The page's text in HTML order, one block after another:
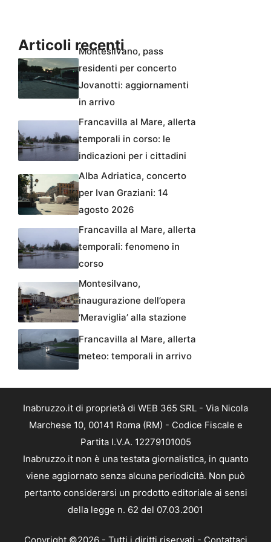
Articoli recenti
Montesilvano, pass
residenti per concerto
Jovanotti: aggiornamenti
in arrivo
Francavilla al Mare, allerta
temporali in corso: le
indicazioni per i cittadini
Alba Adriatica, concerto
per Ivan Graziani: 14
agosto 2026
Francavilla al Mare, allerta
temporali: fenomeno in
corso
Montesilvano,
inaugurazione dell’opera
‘Meraviglia’ alla stazione
Francavilla al Mare, allerta
meteo: temporali in arrivo
Inabruzzo.it di proprietà di WEB 365 SRL - Via Nicola
Marchese 10, 00141 Roma (RM) - Codice Fiscale e
Partita I.V.A. 12279101005
Inabruzzo.it non è una testata giornalistica, in quanto
viene aggiornato senza alcuna periodicità. Non può
pertanto considerarsi un prodotto editoriale ai sensi
della legge n. 62 del 07.03.2001